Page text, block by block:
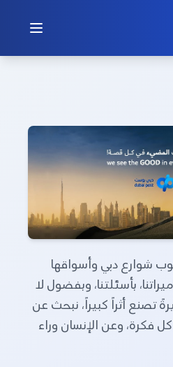
شوارع دبي وأسواقها
بأسئلتنا، وبفضول لا
تصنع أثراً كبيراً، نبحث عن
فكرة، وعن الإنسان وراء